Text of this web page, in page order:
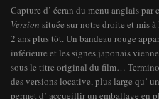
Capture d’ écran du menu anglais par
Version située sur notre droite et mis
2 ans plus tôt. Un bandeau rouge
inférieure et les signes japonais
sous le titre original du film…
des versions locative, plus large qu’
permet d’ accueillir un emballage en